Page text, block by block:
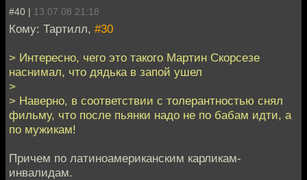
#40 | 13.07.08 21:18
Кому: Тартилл, #30
> Интересно, чего это такого Мартин Скорсезе
наснимал, что дядька в запой ушел
>
> Наверно, в соответствии с толерантностью снял
фильму, что после пьянки надо не по бабам идти, а
по мужикам!
Причем по латиноамериканским карликам-
инвалидам.